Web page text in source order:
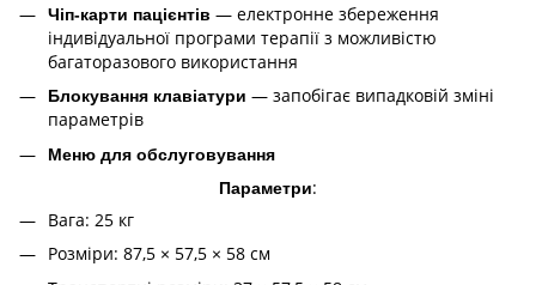
Чіп-карти пацієнтів — електронне збереження
індивідуальної програми терапії з можливістю
багаторазового використання
Блокування клавіатури — запобігає випадковій зміні
параметрів
Меню для обслуговування
Параметри:
Вага: 25 кг
Розміри: 87,5 × 57,5 × 58 см